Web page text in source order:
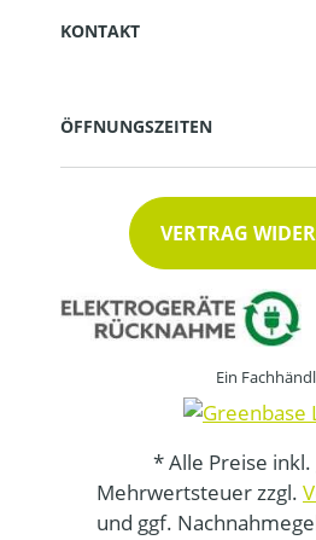
KONTAKT
ÖFFNUNGSZEITEN
VERTRAG
Ein
* Alle Preise inkl.
Mehrwertsteuer zzgl.
und ggf.